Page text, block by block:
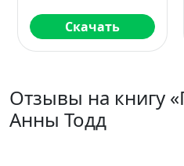
Скачать
Отзывы на книгу
Анны Тодд